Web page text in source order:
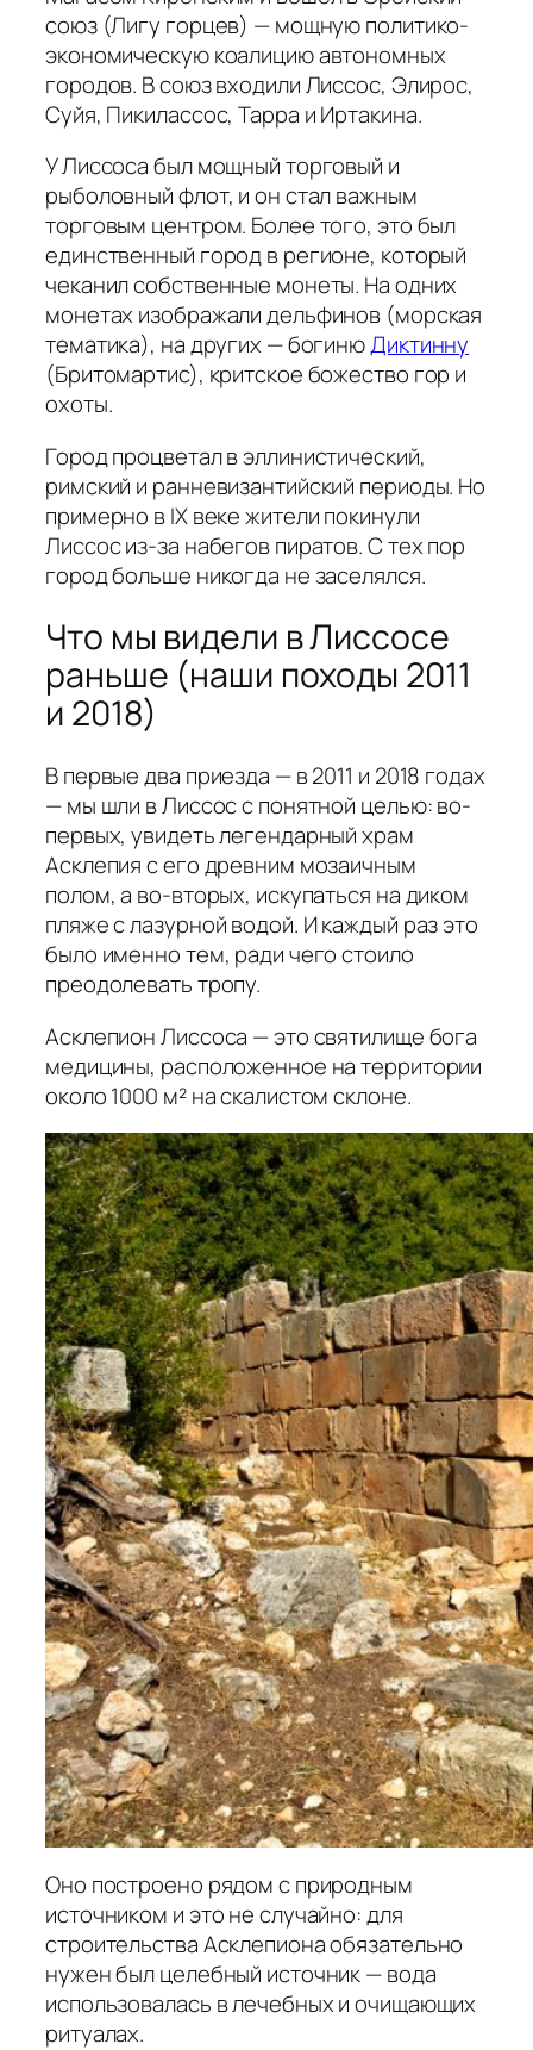
союз (Лигу горцев) — мощную политико-
экономическую коалицию автономных
городов. В союз входили Лиссос, Элирос,
Суйя, Пикилассос, Тарра и Иртакина.
У Лиссоса был мощный торговый и
рыболовный флот, и он стал важным
торговым центром. Более того, это был
единственный город в регионе, который
чеканил собственные монеты. На одних
монетах изображали дельфинов (морская
тематика), на других — богинюДиктинну
(Бритомартис), критское божество гор и
охоты.
Город процветал в эллинистический,
римский и ранневизантийский периоды. Но
примерно в IX веке жители покинули
Лиссос из-за набегов пиратов. С тех пор
город больше никогда не заселялся.
Что мы видели в Лиссосе
раньше (наши походы 2011
и 2018)
В первые два приезда — в 2011 и 2018 годах
— мы шли в Лиссос с понятной целью: во-
первых, увидеть легендарный храм
Асклепия с его древним мозаичным
полом, а во-вторых, искупаться на диком
пляже с лазурной водой. И каждый раз это
было именно тем, ради чего стоило
преодолевать тропу.
Асклепион Лиссоса — это святилище бога
медицины, расположенное на территории
около 1000 м² на скалистом склоне.
Оно построено рядом с природным
источником и это не случайно: для
строительства Асклепиона обязательно
нужен был целебный источник — вода
использовалась в лечебных и очищающих
ритуалах.